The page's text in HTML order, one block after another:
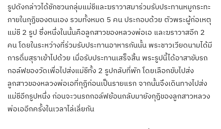
รูปดังกล่าวได้ชักชวนกลุ่มแม่ชีและฆราวาสมาร่วมรับประทานหมูกระทะ
ภายในกุฏิของตนเอง รวมทั้งหมด 5 คน ประกอบด้วย ตัวพระผู้ก่อเหตุ
แม่ชี 2 รูป ซึ่งหนึ่งในนั้นคือลูกสาวของหลวงพ่อเอ และฆราวาสอีก 2
คน โดยในระหว่างที่ร่วมรับประทานอาหารกันนั้น พระชาวเวียดนามได้มี
การดื่มสุราเข้าไปด้วย เมื่อรับประทานเสร็จสิ้น พระรูปนี้ได้อาสาขับรถ
กอล์ฟของวัดเพื่อไปส่งแม่ชีทั้ง 2 รูปกลับที่พัก โดยเลือกขับไปส่ง
ลูกสาวของหลวงพ่อเอที่กุฏิก่อนเป็นรายแรก จากนั้นจึงเดินทางไปส่ง
แม่ชีอีกรูปหนึ่ง ก่อนจะวนรถกอล์ฟย้อนกลับมายังกุฏิของลูกสาวหลวง
พ่อเออีกครั้งในเวลาไล่เลี่ยกัน